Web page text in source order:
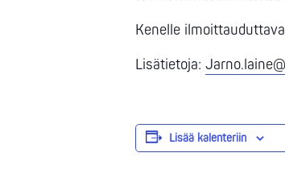
Kenelle
Lisätietoja:
Lisää kalenteriin